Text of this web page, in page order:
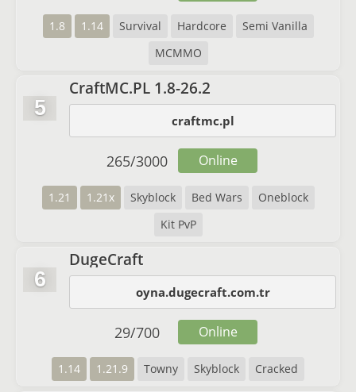
1.8 1.14 Survival Hardcore
Semi Vanilla
MCMMO
5
CraftMC.PL 1.8-26.2
craftmc.pl
1.21 1.21x Skyblock Bed Wars
Oneblock
Kit PvP
265/3000 Online
6
DugeCraft
oyna.dugecraft.com.tr
1.14 1.21.9 Towny Skyblock Cracked
29/700 Online